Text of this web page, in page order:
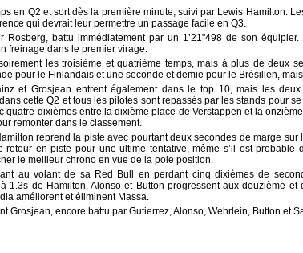
en Q2 et sort dès la première minute, suivi par Lewis Hamilton.
qui devrait leur permettre un passage facile en Q3.
Rosberg, battu immédiatement par un 1’21"498 de son
freinage dans le premier virage.
les troisième et quatrième temps, mais à plus de deux
pour le Finlandais et une seconde et demie pour le Brésilien,
et Grosjean entrent également dans le top 10, mais les
cette Q2 et tous les pilotes sont repassés par les stands pour
quatre dixièmes entre la dixième place de Verstappen et la
remonter dans le classement.
reprend la piste avec pourtant deux secondes de marge sur
en piste pour une ultime tentative, même s’il est probable
le meilleur chrono en vue de la pole position.
au volant de sa Red Bull en perdant cinq dixièmes de
1.3s de Hamilton. Alonso et Button progressent aux douzième
améliorent et éliminent Massa.
Grosjean, encore battu par Gutierrez, Alonso, Wehrlein, Button et